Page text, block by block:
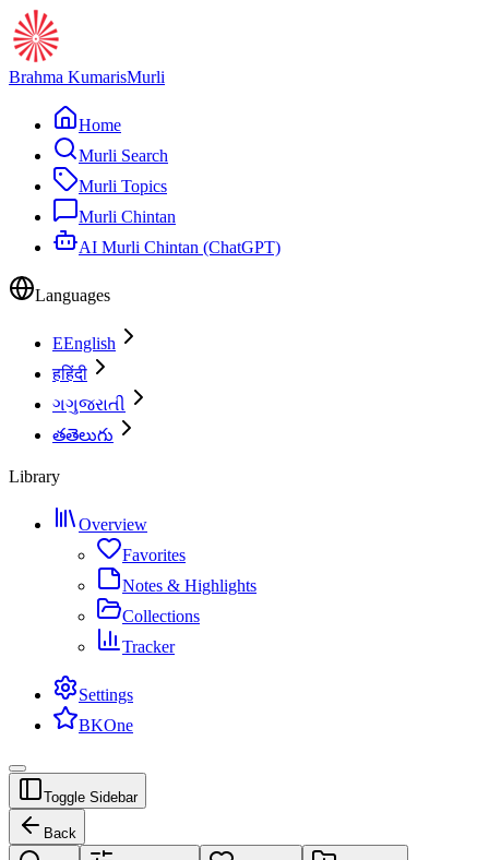
Brahma KumarisMurli
Home
Murli Search
Murli Topics
Murli Chintan
AI Murli Chintan (ChatGPT)
Languages
EEnglish
हहिंदी
ગગુજરાતી
తతెలుగు
Library
Overview
Favorites
Notes & Highlights
Collections
Tracker
Settings
BKOne
Toggle Sidebar
Back